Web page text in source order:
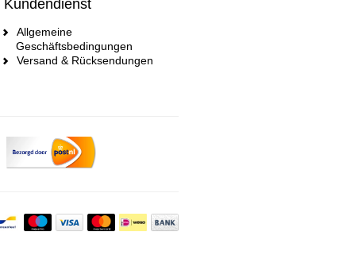
Kundendienst
Allgemeine
Geschäftsbedingungen
Versand & Rücksendungen